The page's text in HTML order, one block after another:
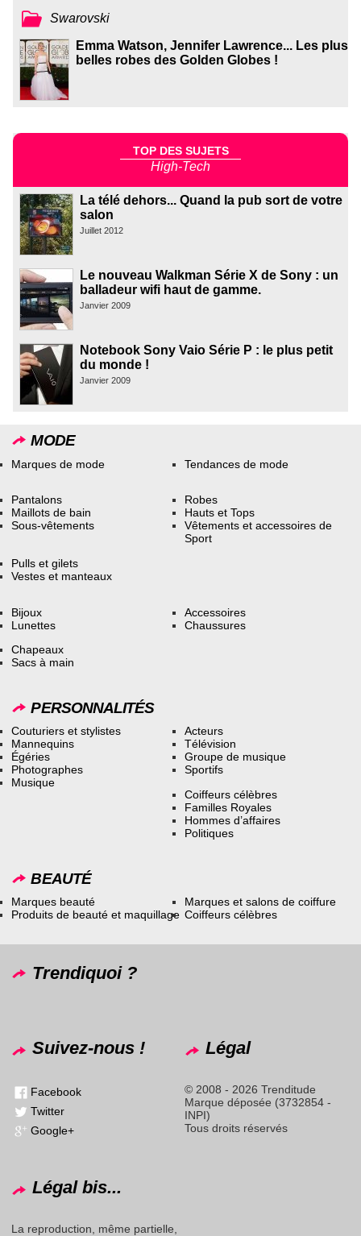
Swarovski
Emma Watson, Jennifer Lawrence... Les plus
belles robes des Golden Globes !
TOP DES SUJETS
High-Tech
La télé dehors... Quand la pub sort de votre
salon
Juillet 2012
Le nouveau Walkman Série X de Sony : un
balladeur wifi haut de gamme.
Janvier 2009
Notebook Sony Vaio Série P : le plus petit
du monde !
Janvier 2009
MODE
Marques de mode Tendances de mode
Pantalons
Maillots de bain
Sous-vêtements
Robes
Hauts et Tops
Vêtements et accessoires de
Sport
Pulls et gilets
Vestes et manteaux
Bijoux
Lunettes
Accessoires
Chaussures
Chapeaux
Sacs à main
PERSONNALITÉS
Couturiers et stylistes
Mannequins
Égéries
Photographes
Musique
Acteurs
Télévision
Groupe de musique
Sportifs
Coiffeurs célèbres
Familles Royales
Hommes d’affaires
Politiques
BEAUTÉ
Marques beauté
Produits de beauté et maquillage
Marques et salons de coiffure
Coiffeurs célèbres
Trendiquoi ?
Suivez-nous !
Facebook
Twitter
Google+
Légal
© 2008 - 2026 Trenditude
Marque déposée (3732854 -
INPI)
Tous droits réservés
Légal bis...
La reproduction, même partielle,